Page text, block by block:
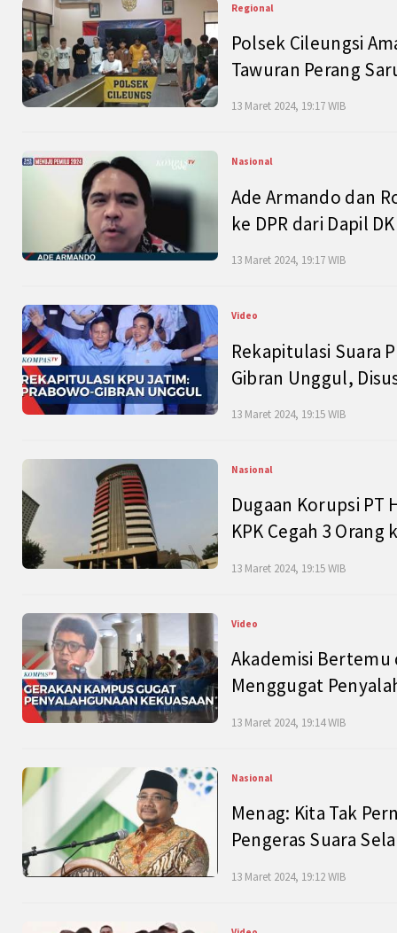
Regional
Polsek Cileungsi
Tawuran Perang
13 Maret 2024, 19:17 WIB
Nasional
Ade Armando dan
ke DPR dari Dapil
13 Maret 2024, 19:17 WIB
Video
Rekapitulasi Suara
Gibran Unggul,
13 Maret 2024, 19:15 WIB
Nasional
Dugaan Korupsi PT
KPK Cegah 3 Orang
13 Maret 2024, 19:15 WIB
Video
Akademisi Bertemu
Menggugat
13 Maret 2024, 19:14 WIB
Nasional
Menag: Kita Tak
Pengeras Suara
13 Maret 2024, 19:12 WIB